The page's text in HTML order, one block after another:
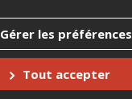
Gérer les préférences
Tout accepter